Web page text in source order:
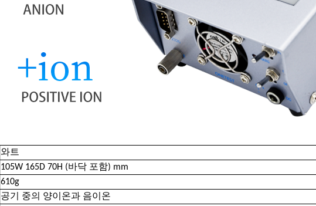
와트
105W 165D 70H (바닥 포함) mm
610g
공기 중의 양이온과 음이온